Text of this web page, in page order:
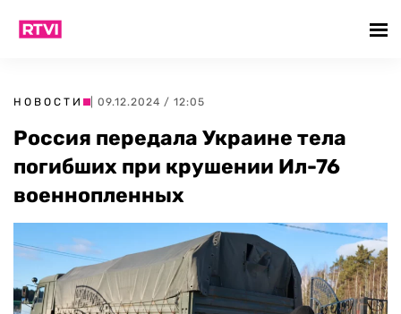
НОВОСТИ | 09.12.2024 / 12:05
Россия передала Украине тела
погибших при крушении Ил-76
военнопленных